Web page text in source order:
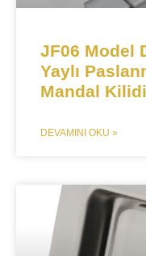
​​​​JF06 Model
Yaylı
Mandal Kilidi​​
DEVAMINI OKU »